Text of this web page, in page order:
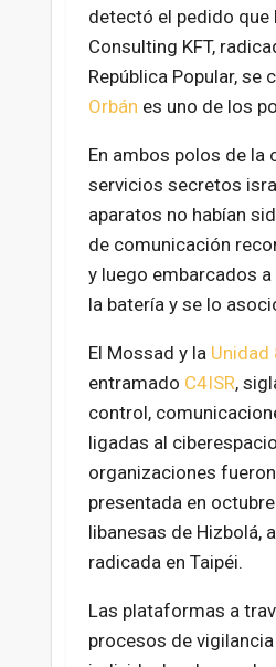
detectó el pedido que
Consulting KFT,
República Popular,
Orbán es uno de los
En ambos polos de la
servicios secretos
aparatos no habían
de comunicación
y luego embarcados
la batería y se lo
El Mossad y la Unidad
entramado C4ISR,
control,
ligadas al
organizaciones
presentada en
libanesas de Hizbolá,
radicada en Taipéi.
Las plataformas a
procesos de